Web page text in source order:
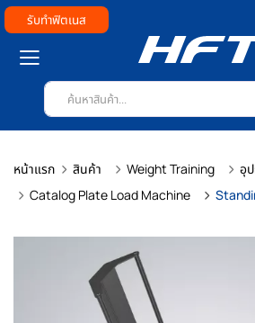
รับทำฟิตเนส
หน้าแรก สินค้า Weight Training
อุ
Catalog Plate Load Machine